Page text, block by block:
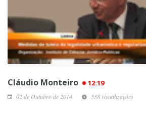
Cláudio Monteiro 12:19
02 de Outubro de 2014 538 visualizações